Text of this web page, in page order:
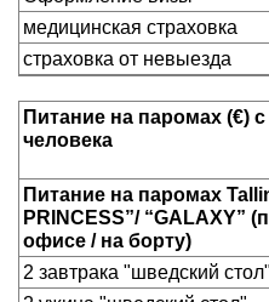
медицинская страховка
страховка от невыезда
Питание на паромах (€) с
человека
Питание на паромах
PRINCESS”/ “GALAXY”
офисе / на борту)
2 завтрака "шведский стол"